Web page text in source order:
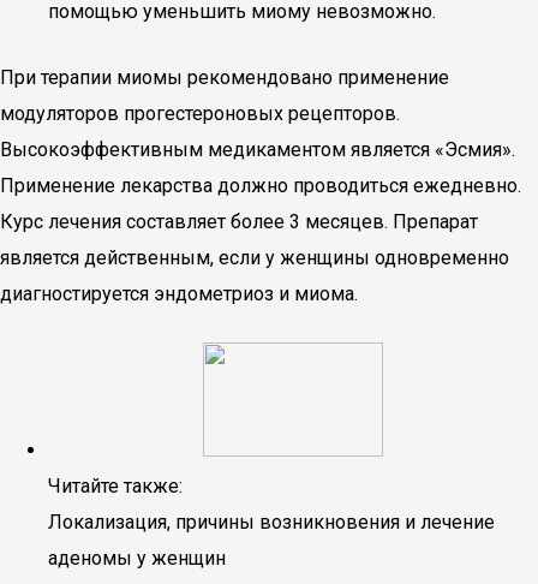
помощью уменьшить миому невозможно.
При терапии миомы рекомендовано применение
модуляторов прогестероновых рецепторов.
Высокоэффективным медикаментом является «Эсмия».
Применение лекарства должно проводиться ежедневно.
Курс лечения составляет более 3 месяцев. Препарат
является действенным, если у женщины одновременно
диагностируется эндометриоз и миома.
Читайте также:
Локализация, причины возникновения и лечение
аденомы у женщин